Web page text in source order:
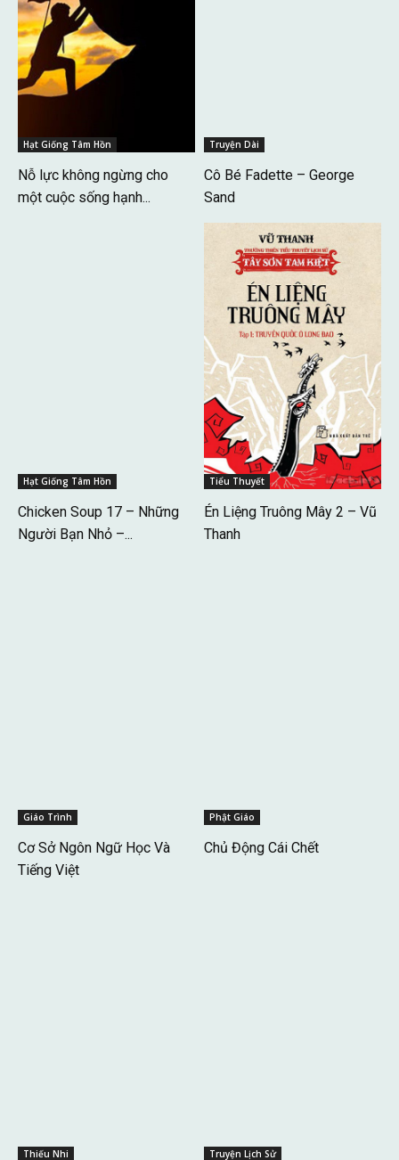
Hạt Giống Tâm Hồn
Nỗ lực không ngừng cho
một cuộc sống hạnh...
Truyện Dài
Cô Bé Fadette – George
Sand
Hạt Giống Tâm Hồn
Chicken Soup 17 – Những
Người Bạn Nhỏ –...
Tiểu Thuyết
Én Liệng Truông Mây 2 – Vũ
Thanh
Giáo Trình
Cơ Sở Ngôn Ngữ Học Và
Tiếng Việt
Phật Giáo
Chủ Động Cái Chết
Thiếu Nhi Truyện Lịch Sử